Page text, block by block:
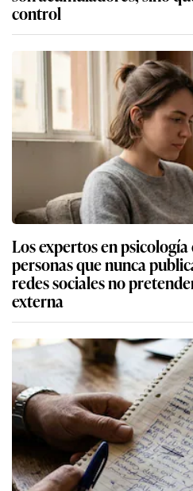
control
Los expertos en
personas que nunca
redes sociales no
externa